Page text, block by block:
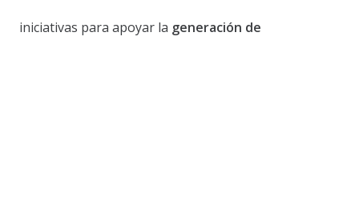
iniciativas para apoyar la generación de